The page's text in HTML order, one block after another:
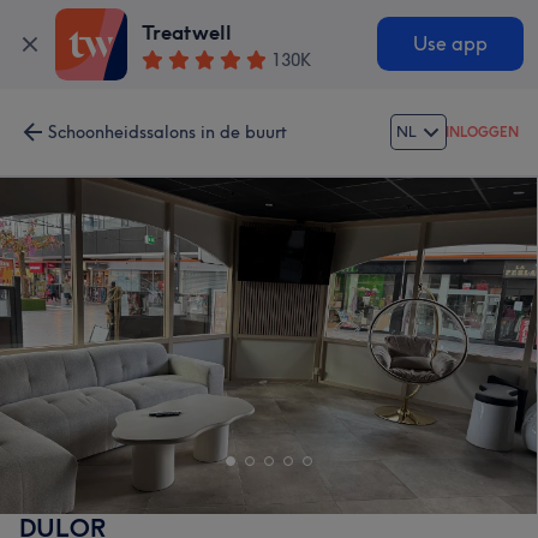
Treatwell
130K
Use app
Schoonheidssalons in de buurt NL INLOGGEN
DULOR